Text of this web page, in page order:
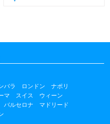
バラ ロンドン
ナポリ
マ スイス
ウィーン
バルセロナ
マドリード